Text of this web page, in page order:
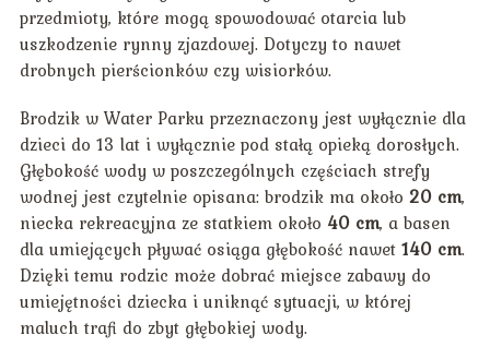
przedmioty, które mogą spowodować otarcia lub
uszkodzenie rynny zjazdowej. Dotyczy to nawet
drobnych pierścionków czy wisiorków.
Brodzik w Water Parku przeznaczony jest wyłącznie dla
dzieci do 13 lat i wyłącznie pod stałą opieką dorosłych.
Głębokość wody w poszczególnych częściach strefy
wodnej jest czytelnie opisana: brodzik ma około 20 cm,
niecka rekreacyjna ze statkiem około 40 cm, a basen
dla umiejących pływać osiąga głębokość nawet 140 cm.
Dzięki temu rodzic może dobrać miejsce zabawy do
umiejętności dziecka i uniknąć sytuacji, w której
maluch trafi do zbyt głębokiej wody.